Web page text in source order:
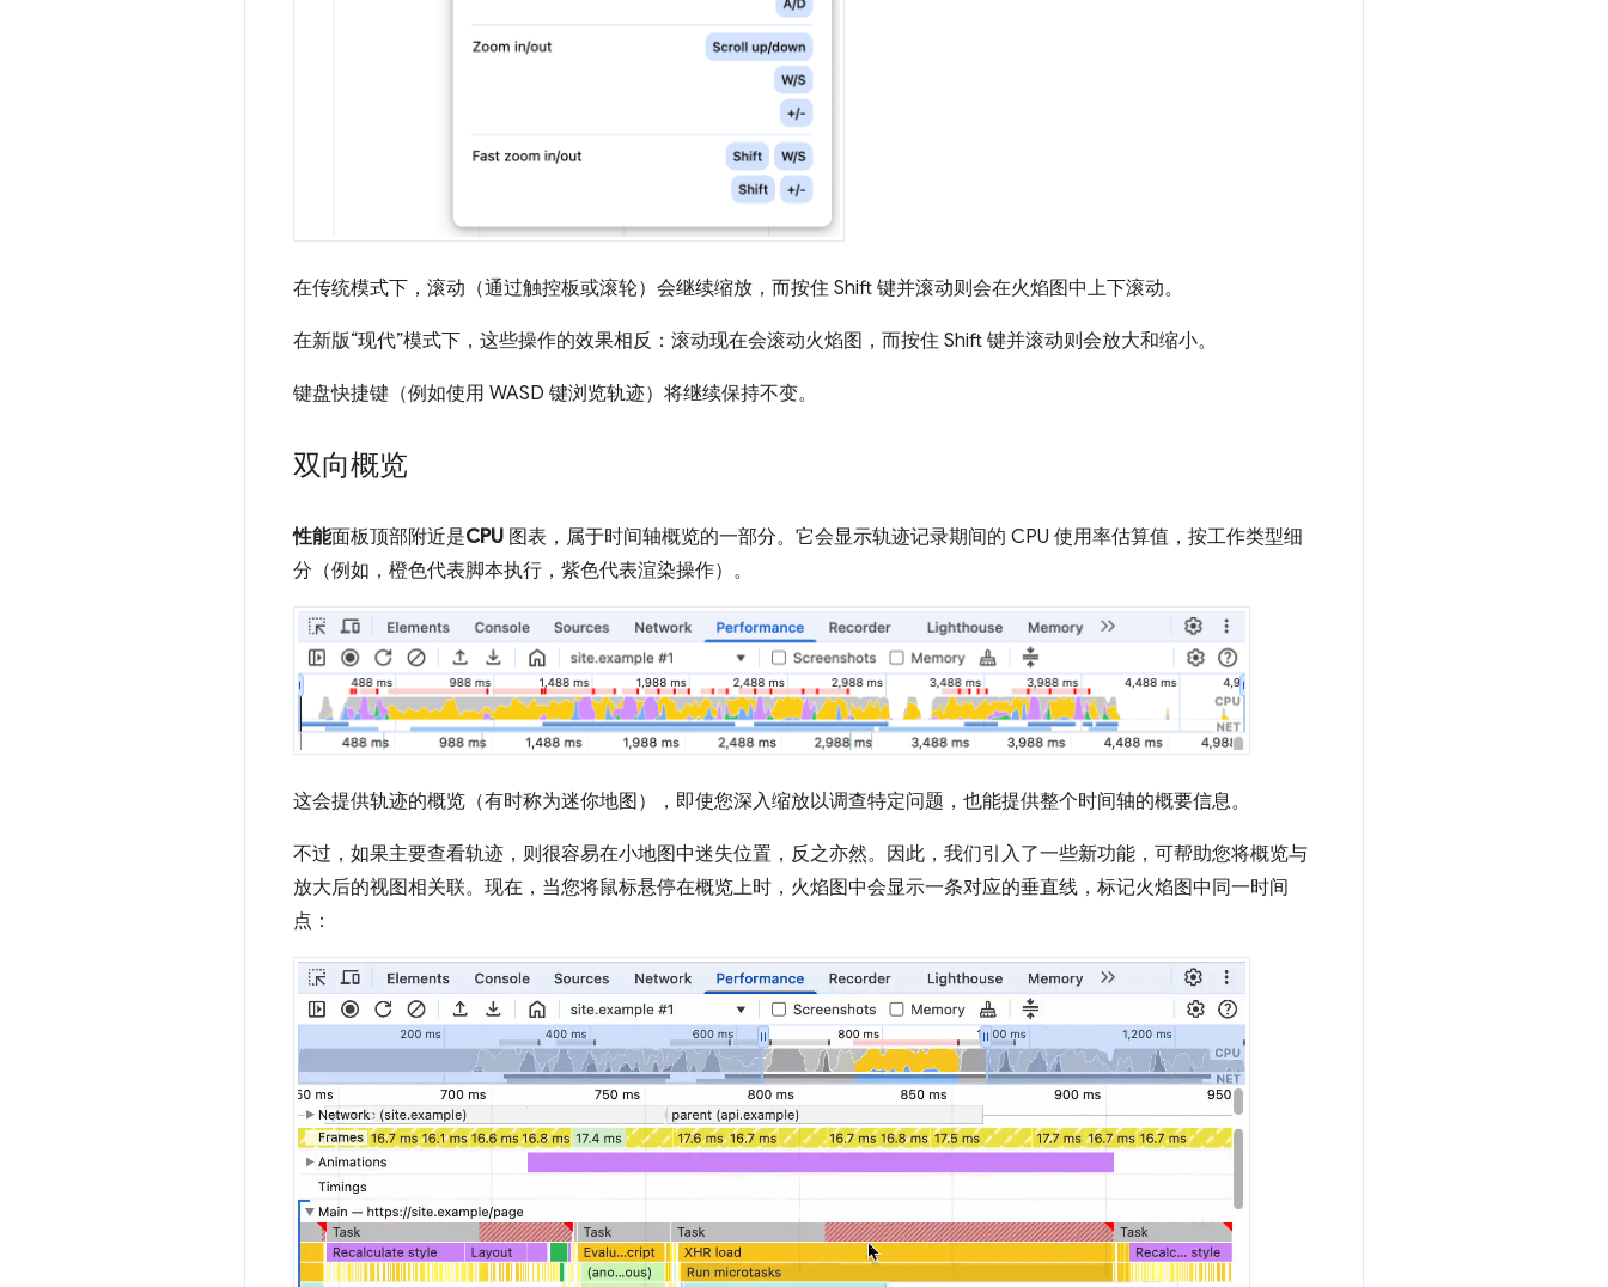
在传统模式下，滚动（通过触控板或滚轮）会继续缩放，而按住 Shift 键并滚动则会在火焰图中上下滚动。
在新版“现代”模式下，这些操作的效果相反：滚动现在会滚动火焰图，而按住 Shift 键并滚动则会放大和缩小。
键盘快捷键（例如使用 WASD 键浏览轨迹）将继续保持不变。
双向概览
性能面板顶部附近是CPU 图表，属于时间轴概览的一部分。它会显示轨迹记录期间的 CPU 使用率估算值，按工作类型细
分（例如，橙色代表脚本执行，紫色代表渲染操作）。
这会提供轨迹的概览（有时称为迷你地图），即使您深入缩放以调查特定问题，也能提供整个时间轴的概要信息。
不过，如果主要查看轨迹，则很容易在小地图中迷失位置，反之亦然。因此，我们引入了一些新功能，可帮助您将概览与
放大后的视图相关联。现在，当您将鼠标悬停在概览上时，火焰图中会显示一条对应的垂直线，标记火焰图中同一时间
点：